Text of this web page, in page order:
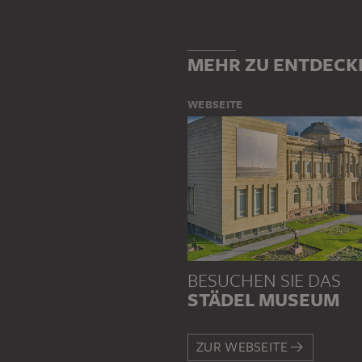
MEHR ZU
WEBSEITE
BESUCHEN SIE DAS
STÄDEL MUSEUM
ZUR WEBSEITE